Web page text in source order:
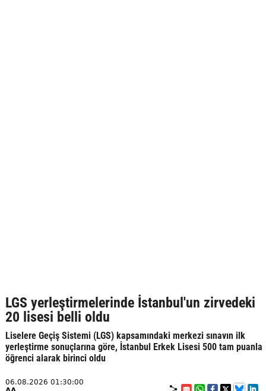
LGS yerleştirmelerinde İstanbul'un zirvedeki
20 lisesi belli oldu
Liselere Geçiş Sistemi (LGS) kapsamındaki merkezi sınavın ilk
yerleştirme sonuçlarına göre, İstanbul Erkek Lisesi 500 tam puanla
öğrenci alarak birinci oldu
06.08.2026 01:30:00